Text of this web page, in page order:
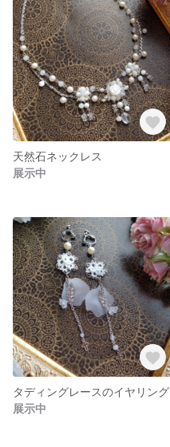
天然石ネックレス
展示中
タディングレースのイヤリング
展示中